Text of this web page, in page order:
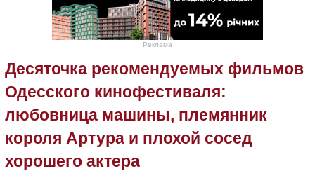
Реклама
Десяточка рекомендуемых фильмов
Одесского кинофестиваля:
любовница машины, племянник
короля Артура и плохой сосед
хорошего актера